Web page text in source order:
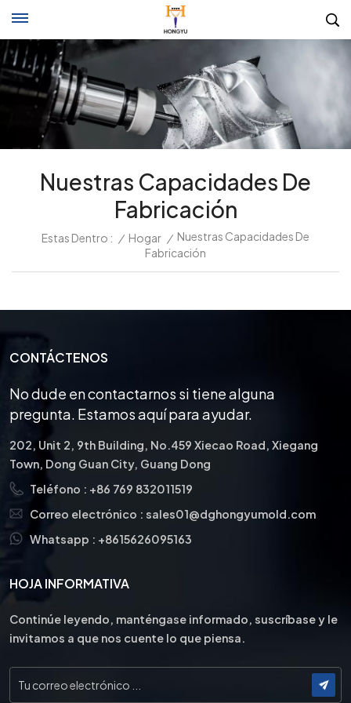
Nuestras Capacidades De
Fabricación
Estas Dentro : / Hogar / Nuestras Capacidades De
Fabricación
CONTÁCTENOS
No dude en contactarnos si tiene alguna
pregunta. Estamos aquí para ayudar.
202, Unit 2, 9th Building, No.459 Xiecao Road, Xiegang
Town, Dong Guan City, Guang Dong
Teléfono : +86 769 832011519
Correo electrónico : sales01@dghongyumold.com
Whatsapp : +8615626095163
HOJA INFORMATIVA
Continúe leyendo, manténgase informado, suscríbase y le
invitamos a que nos cuente lo que piensa.